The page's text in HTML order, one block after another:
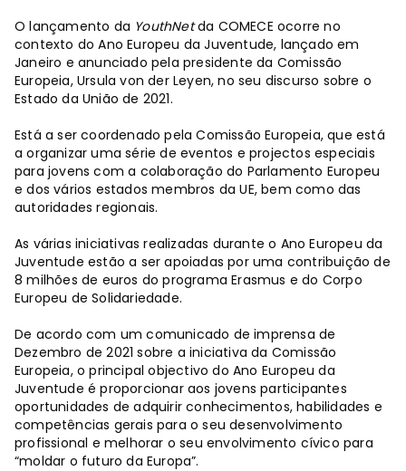
O lançamento da YouthNetda COMECE ocorre no
contexto do Ano Europeu da Juventude, lançado em
Janeiro e anunciado pela presidente da Comissão
Europeia, Ursula von der Leyen, no seu discurso sobre o
Estado da União de 2021.
Está a ser coordenado pela Comissão Europeia, que está
a organizar uma série de eventos e projectos especiais
para jovens com a colaboração do Parlamento Europeu
e dos vários estados membros da UE, bem como das
autoridades regionais.
As várias iniciativas realizadas durante o Ano Europeu da
Juventude estão a ser apoiadas por uma contribuição de
8 milhões de euros do programa Erasmus e do Corpo
Europeu de Solidariedade.
De acordo com um comunicado de imprensa de
Dezembro de 2021 sobre a iniciativa da Comissão
Europeia, o principal objectivo do Ano Europeu da
Juventude é proporcionar aos jovens participantes
oportunidades de adquirir conhecimentos, habilidades e
competências gerais para o seu desenvolvimento
profissional e melhorar o seu envolvimento cívico para
“moldar o futuro da Europa”.